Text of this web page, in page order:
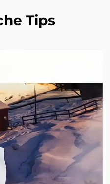
Tips